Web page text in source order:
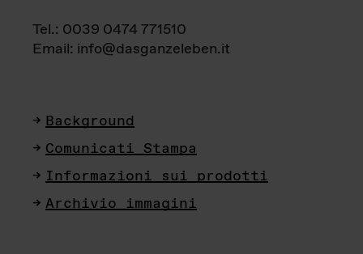
Tel.: 0039 0474 771510
Email: info@dasganzeleben.it
Background
Comunicati Stampa
Informazioni sui prodotti
Archivio immagini